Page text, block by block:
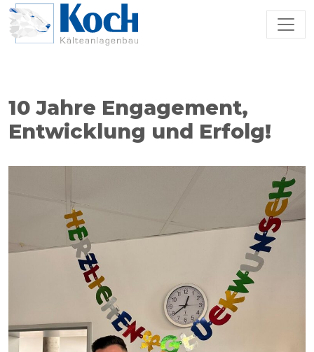
10 Jahre Engagement,
Entwicklung und Erfolg!